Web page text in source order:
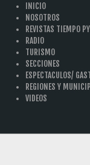
INICIO
NOSOTROS
REVISTAS TIEMPO
RADIO
TURISMO
SECCIONES
ESPECTACULOS/
REGIONES Y
VIDEOS